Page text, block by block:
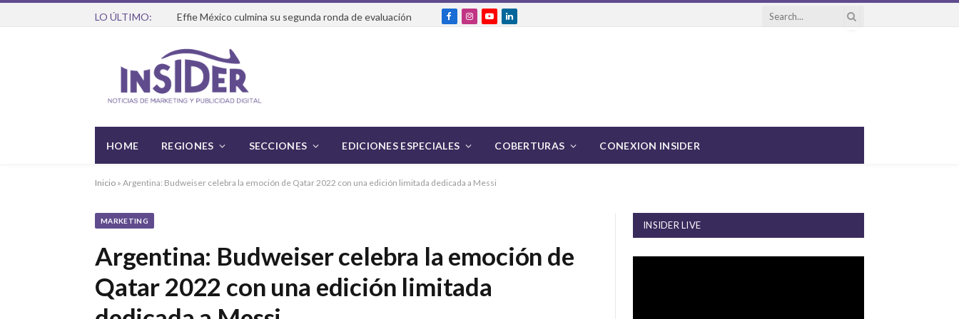
LO ÚLTIMO: Effie México culmina su segunda ronda de evaluación
FacebookInstagram
YouTubeLinkedIn
HOME REGIONES SECCIONES EDICIONES ESPECIALES COBERTURAS CONEXION INSIDER
Inicio » Argentina: Budweiser celebra la emoción de Qatar 2022 con una edición limitada dedicada a Messi
MARKETING
Argentina: Budweiser celebra la emoción de
Qatar 2022 con una edición limitada
INSIDER LIVE